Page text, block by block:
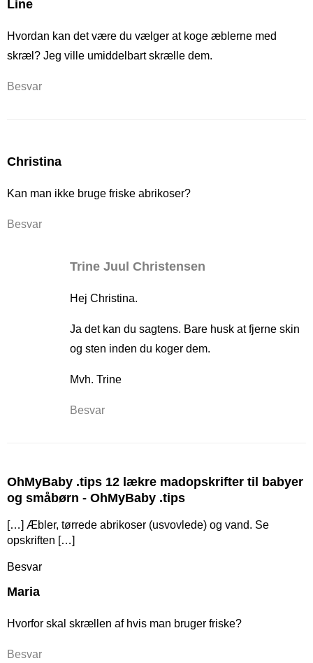
Line
Hvordan kan det være du vælger at koge æblerne med
skræl? Jeg ville umiddelbart skrælle dem.
Besvar
Christina
Kan man ikke bruge friske abrikoser?
Besvar
Trine Juul Christensen
Hej Christina.
Ja det kan du sagtens. Bare husk at fjerne skin
og sten inden du koger dem.
Mvh. Trine
Besvar
OhMyBaby .tips 12 lækre madopskrifter til babyer
og småbørn - OhMyBaby .tips
[…] Æbler, tørrede abrikoser (usvovlede) og vand. Se
opskriften […]
Besvar
Maria
Hvorfor skal skrællen af hvis man bruger friske?
Besvar